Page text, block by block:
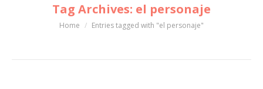
Tag Archives: el personaje
You are here:
Home Entries tagged with "el personaje"